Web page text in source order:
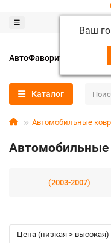
Ваш
АвтоФаворит
Каталог
Автомобильные
Автомобильные
(2003-2007)